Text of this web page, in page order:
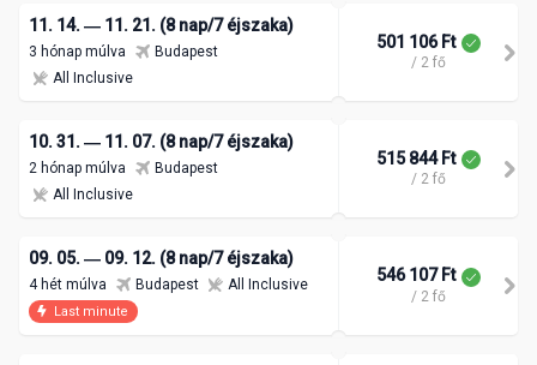
11. 14. ― 11. 21. (8 nap/7 éjszaka)
3 hónap múlva
Budapest
All Inclusive
501 106 Ft
/ 2 fő
10. 31. ― 11. 07. (8 nap/7 éjszaka)
2 hónap múlva
Budapest
All Inclusive
515 844 Ft
/ 2 fő
09. 05. ― 09. 12. (8 nap/7 éjszaka)
4 hét múlva Budapest All Inclusive
Last minute
546 107 Ft
/ 2 fő